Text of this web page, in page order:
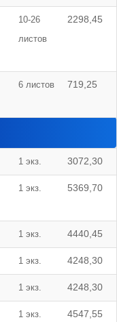
10-26
листов
2298,45
6 листов 719,25
1 экз. 3072,30
1 экз. 5369,70
1 экз. 4440,45
1 экз. 4248,30
1 экз. 4248,30
1 экз. 4547,55